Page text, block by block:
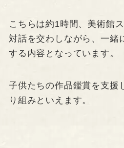
こちらは約1時間、美術館
対話を交わしながら、一緒
する内容となっています。
子供たちの作品鑑賞を支援
り組みといえます。